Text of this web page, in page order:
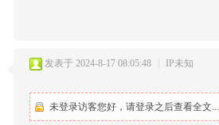
发表于 2024-8-17 08:05:48 IP未知
未登录访客您好，请登录之后查看全文...